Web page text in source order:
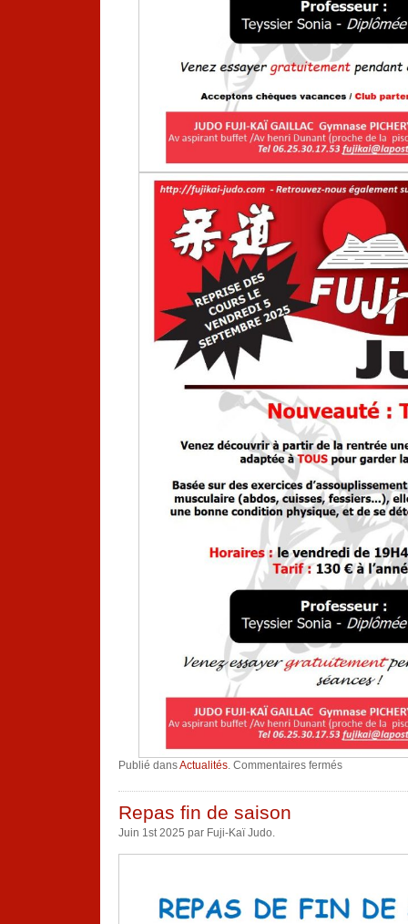
Publié dansActualités. Commentaires ferméssur
Repas fin de saison
Juin 1st 2025 par Fuji-Kaï Judo.